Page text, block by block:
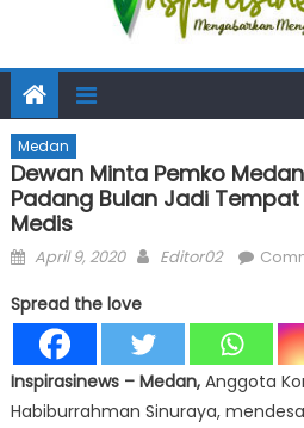
Medan
Dewan Minta Pemko
Padang Bulan Jadi
Medis
Posted
April 9, 2020 Author
Editor02
Spread the love
Inspirasinews– Medan,Anggota
Habiburrahman Sinuraya,